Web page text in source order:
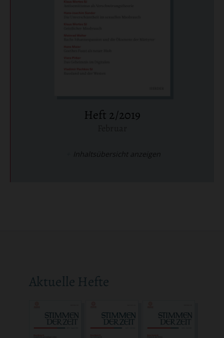
Heft 2/2019
Inhaltsübersicht anzeigen
Aktuelle Hefte